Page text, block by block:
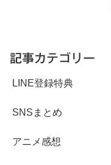
記事カテゴリー
LINE登録特典
SNSまとめ
アニメ感想